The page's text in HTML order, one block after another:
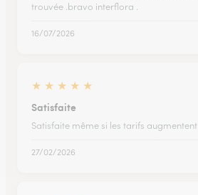
trouvée .bravo interflora .
16/07/2026
★ ★ ★ ★ ★
Satisfaite
Satisfaite même si les tarifs augmentent
27/02/2026